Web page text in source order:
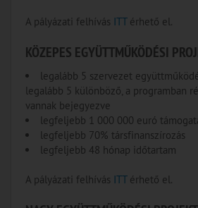
A pályázati felhívás ITTérhető el.
KÖZEPES EGYÜTTMŰKÖDÉSI
legalább 5 szervezet
legalább 5 különböző, a programban
vannak bejegyezve
legfeljebb 1 000 000 euró
legfeljebb 70% társfinanszírozás
legfeljebb 48 hónap időtartam
A pályázati felhívás ITTérhető el.